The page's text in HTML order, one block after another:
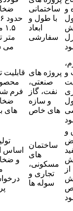
متر
می
ساختمانی
با طول و
ابعاد
سفارشی
و
قابلیت
فرم
های
پروژه های
صنعتی،
نفت، گاز
و سازه
های خاص
و
اساس
و
ساختمان
های
مسکونی،
تجاری و
سوله ها
و